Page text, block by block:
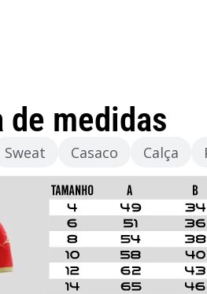
de medidas
Sweat Casaco Calça